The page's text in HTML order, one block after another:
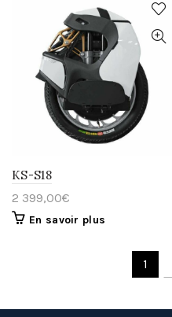
KS-S18
2 399,00€
En savoir plus
1